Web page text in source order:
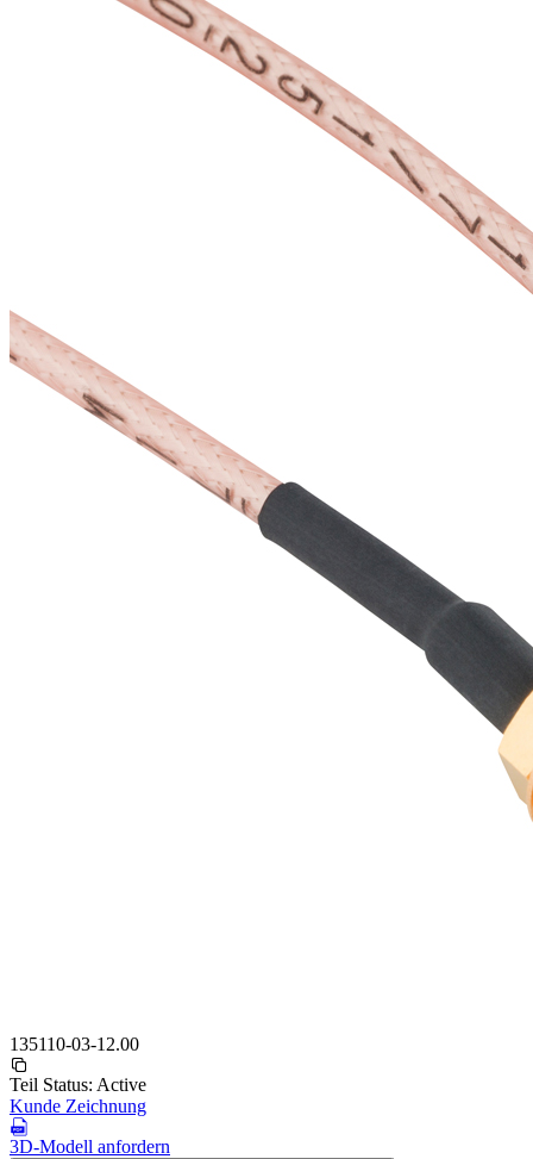
135110-03-12.00
Teil Status: Active
Kunde Zeichnung
3D-Modell anfordern